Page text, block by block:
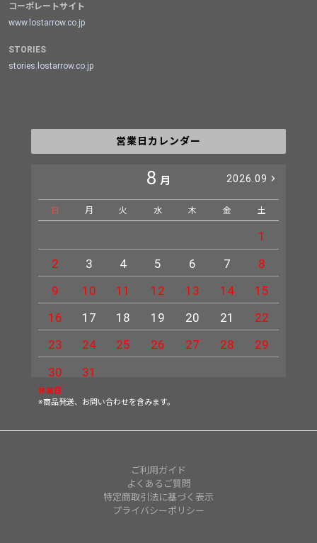
コーポレートサイト
www.lostarrow.co.jp
STORIES
stories.lostarrow.co.jp
営業日カレンダー
8 月 2026.09
日 月 火 水 木 金 土
1
2
3 4 5 6 7
8
9
10 11 12 13 14
15
16
17 18 19 20 21
22
23
24 25 26 27 28
29
30
31
休業日
※商品発送、お問い合わせを含みます。
ご利用ガイド
よくあるご質問
特定商取引法に基づく表示
プライバシーポリシー